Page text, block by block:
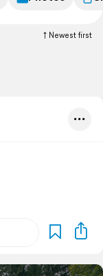
Newest first